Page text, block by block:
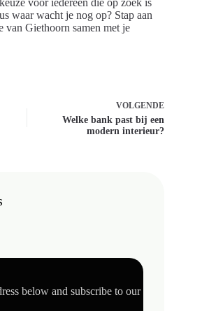
voor iedereen die op zoek is
waar wacht je nog op? Stap aan
van Giethoorn samen met je
VOLGENDE
Welke bank past bij een
modern interieur?
below and subscribe to our